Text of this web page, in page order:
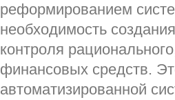
реформированием
необходимость
контроля
финансовых средств.
автоматизированной